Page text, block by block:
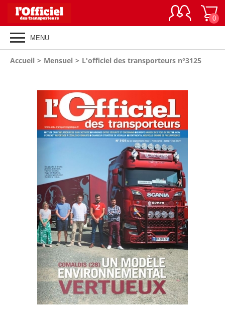
0
MENU
Vous
Accueil > Mensuel > L'officiel des transporteurs n°3125